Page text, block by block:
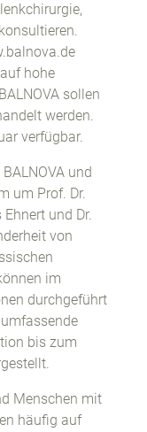
hohe
sollen
werden.
verfügbar.
und
um Prof. Dr.
und Dr.
von
im
durchgeführt
bis zum
Menschen mit
häufig auf